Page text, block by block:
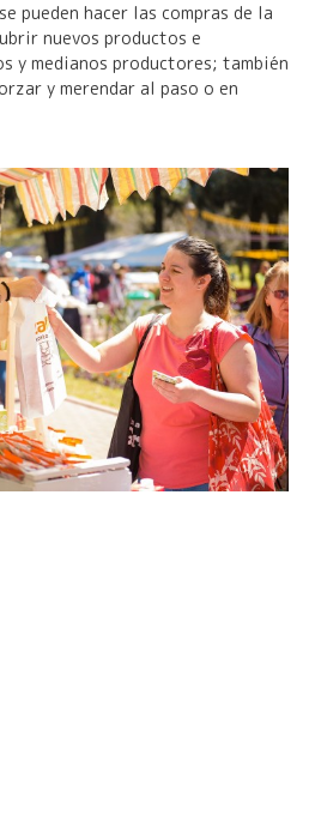
pueden hacer las compras de la
nuevos productos e
y medianos productores; también
y merendar al paso o en